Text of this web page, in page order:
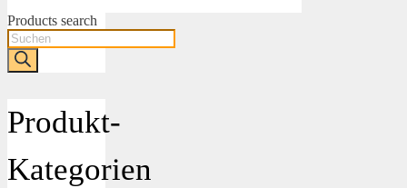
Products search
Produkt-
Kategorien